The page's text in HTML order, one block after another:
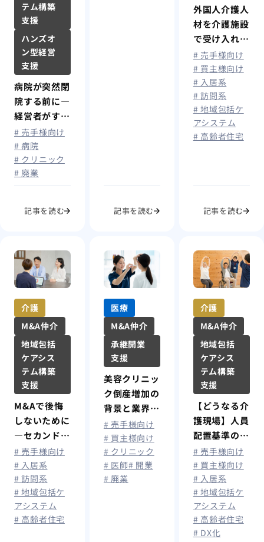
テム構築
支援
ハンズオ
ン型経営
支援
病院が突然閉
院する前に―
経営者がすべ
きリスク対策
と“承継準
備”
# 売手様向け
# 病院
# クリニック
# 廃業
記事を読む 記事を読む
外国人介護人
材を介護施設
で受け入れる
メリットと課
題
# 売手様向け
# 買主様向け
# 入居系
# 訪問系
# 地域包括ケ
アシステム
# 高齢者住宅
記事を読む
介護
M&A仲介
地域包括
ケアシス
テム構築
支援
M&Aで後悔
しないために
―セカンドオ
ピニオンとい
う選択肢
# 売手様向け
# 入居系
# 訪問系
# 地域包括ケ
アシステム
# 高齢者住宅
医療
M&A仲介
承継開業
支援
美容クリニッ
ク倒産増加の
背景と業界分
析
# 売手様向け
# 買主様向け
# クリニック
# 医師# 開業
# 廃業
介護
M&A仲介
地域包括
ケアシス
テム構築
支援
【どうなる介
護現場】人員
配置基準の緩
和とICT導入
の効果とは？
# 売手様向け
# 買主様向け
# 入居系
# 地域包括ケ
アシステム
# 高齢者住宅
# DX化